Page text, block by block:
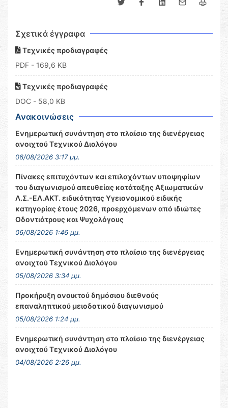
Σχετικά έγγραφα
Τεχνικές προδιαγραφές
PDF - 169,6 KB
Τεχνικές προδιαγραφές
DOC - 58,0 KB
Ανακοινώσεις
Ενημερωτική συνάντηση στο πλαίσιο της διενέργειας
ανοιχτού Τεχνικού Διαλόγου
06/08/2026 3:17 μμ.
Πίνακες επιτυχόντων και επιλαχόντων υποψηφίων
του διαγωνισμού απευθείας κατάταξης Αξιωματικών
Λ.Σ.-ΕΛ.ΑΚΤ. ειδικότητας Υγειονομικού ειδικής
κατηγορίας έτους 2026, προερχόμενων από ιδιώτες
Οδοντιάτρους και Ψυχολόγους
06/08/2026 1:46 μμ.
Ενημερωτική συνάντηση στο πλαίσιο της διενέργειας
ανοιχτού Τεχνικού Διαλόγου
05/08/2026 3:34 μμ.
Προκήρυξη ανοικτού δημόσιου διεθνούς
επαναληπτικού μειοδοτικού διαγωνισμού
05/08/2026 1:24 μμ.
Ενημερωτική συνάντηση στο πλαίσιο της διενέργειας
ανοιχτού Τεχνικού Διαλόγου
04/08/2026 2:26 μμ.